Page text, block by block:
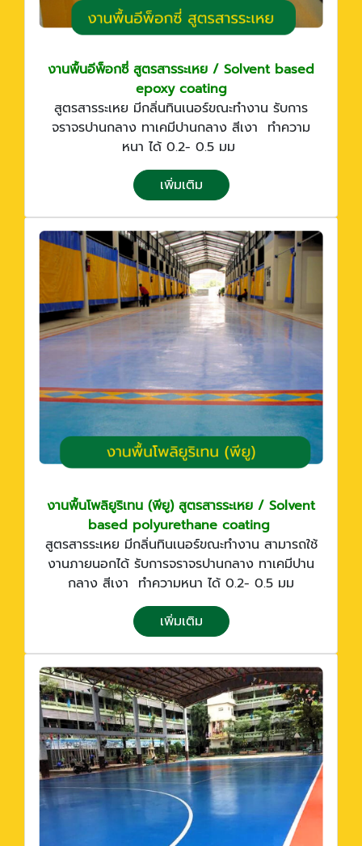
งานพื้นอีพ็อกซี่ สูตรสารระเหย / Solvent based
epoxy coating
สูตรสารระเหย มีกลิ่นทินเนอร์ขณะทำงาน รับการ
จราจรปานกลาง ทาเคมีปานกลาง สีเงา ทำความ
หนา ได้ 0.2- 0.5 มม
เพิ่มเติม
งานพื้นโพลิยูริเทน (พียู) สูตรสารระเหย / Solvent
based polyurethane coating
สูตรสารระเหย มีกลิ่นทินเนอร์ขณะทำงาน สามารถใช้
งานภายนอกได้ รับการจราจรปานกลาง ทาเคมีปาน
กลาง สีเงา ทำความหนา ได้ 0.2- 0.5 มม
เพิ่มเติม